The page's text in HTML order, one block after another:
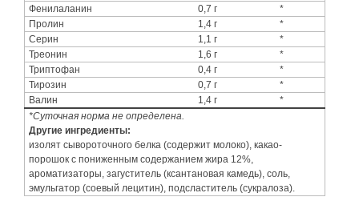
Фенилаланин
0,7 г
*
Пролин
1,4 г
*
Серин
1,1 г
*
Треонин
1,6 г
*
Триптофан
0,4 г
*
Тирозин
0,7 г
*
Валин
1,4 г
*
*Суточная норма не определена.
Другие ингредиенты:
изолят сывороточного белка (содержит молоко), какао-
порошок с пониженным содержанием жира 12%,
ароматизаторы, загуститель (ксантановая камедь), соль,
эмульгатор (соевый лецитин), подсластитель (сукралоза).